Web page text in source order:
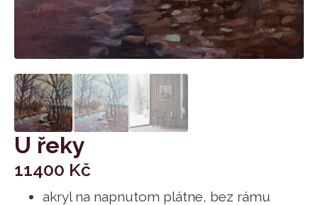
U řeky
11400 Kč
akryl na napnutom plátne, bez rámu